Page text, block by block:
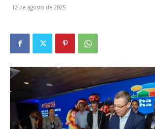
12 de agosto de 2025